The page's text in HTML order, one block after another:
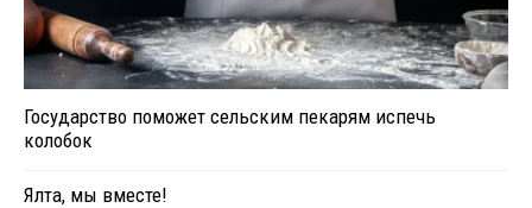
Государство поможет сельским пекарям испечь
колобок
Ялта, мы вместе!